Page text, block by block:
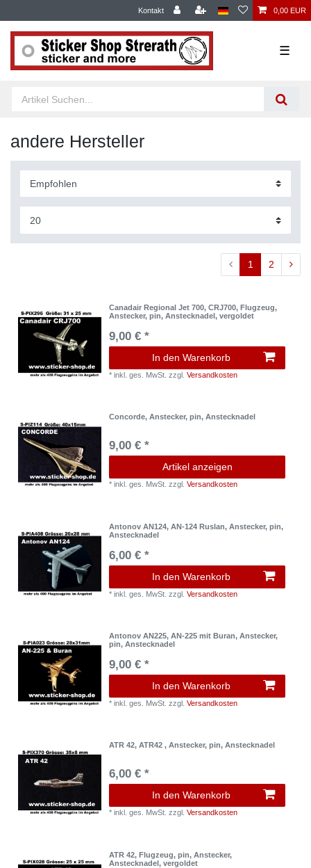
Kontakt 0,00 EUR
☰
andere Hersteller
1 2
Canadair Regional Jet 700, CRJ700, Flugzeug,
Anstecker, pin, Anstecknadel, vergoldet
9,00 € *
In den Warenkorb
*inkl. ges. MwSt. zzgl.Versandkosten
Concorde, Anstecker, pin, Anstecknadel
9,00 € *
Artikel anzeigen
*inkl. ges. MwSt. zzgl.Versandkosten
Antonov AN124, AN-124 Ruslan, Anstecker, pin,
Anstecknadel
6,00 € *
In den Warenkorb
*inkl. ges. MwSt. zzgl.Versandkosten
Antonov AN225, AN-225 mit Buran, Anstecker,
pin, Anstecknadel
9,00 € *
In den Warenkorb
*inkl. ges. MwSt. zzgl.Versandkosten
ATR 42, ATR42 , Anstecker, pin, Anstecknadel
6,00 € *
In den Warenkorb
*inkl. ges. MwSt. zzgl.Versandkosten
ATR 42, Flugzeug, pin, Anstecker,
Anstecknadel, vergoldet